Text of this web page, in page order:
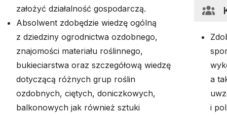
założyć działalność gospodarczą.
Absolwent zdobędzie wiedzę ogólną
z dziedziny ogrodnictwa ozdobnego,
znajomości materiału roślinnego,
bukieciarstwa oraz szczegółową wiedzę
dotyczącą różnych grup roślin
ozdobnych, ciętych, doniczkowych,
balkonowych jak również sztuki
a
i